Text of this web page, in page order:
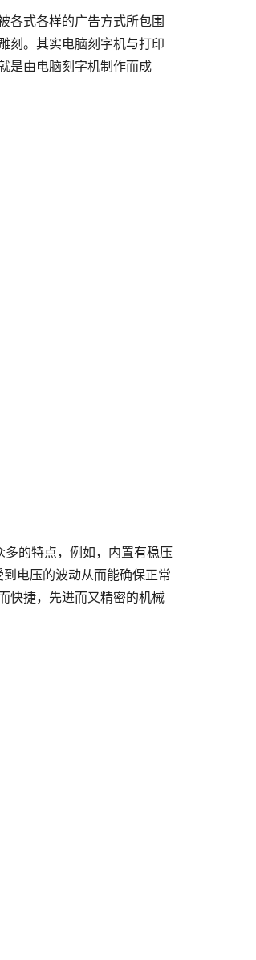
刻。其实电脑刻字机与打印
是由电脑刻字机制作而成
电压的波动从而能确保正常
快捷，先进而又精密的机械